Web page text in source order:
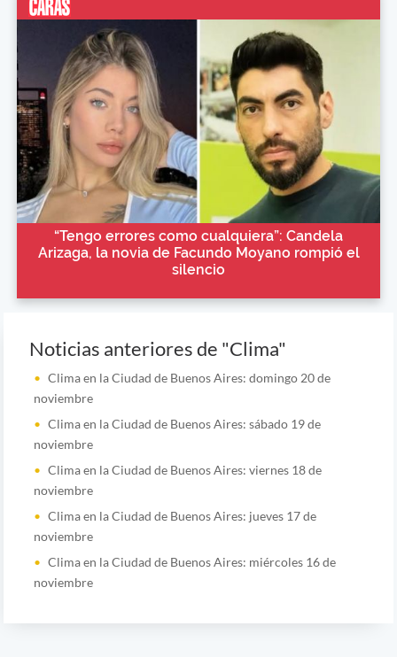
“Tengo errores como cualquiera”: Candela
Arizaga, la novia de Facundo Moyano rompió el
silencio
Noticias anteriores de "Clima"
Clima en la Ciudad de Buenos Aires: domingo 20 de
noviembre
Clima en la Ciudad de Buenos Aires: sábado 19 de
noviembre
Clima en la Ciudad de Buenos Aires: viernes 18 de
noviembre
Clima en la Ciudad de Buenos Aires: jueves 17 de
noviembre
Clima en la Ciudad de Buenos Aires: miércoles 16 de
noviembre